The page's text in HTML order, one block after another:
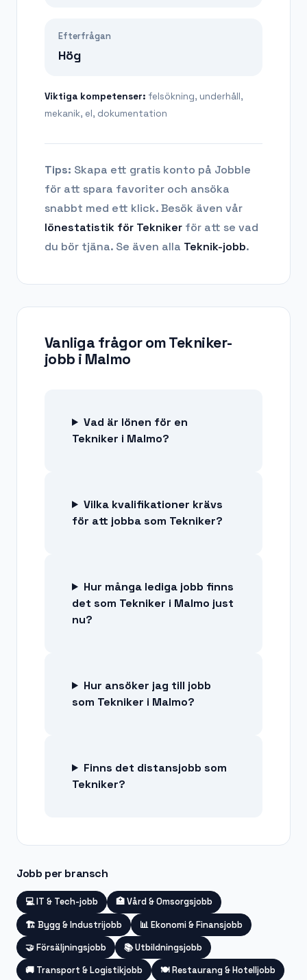
Efterfrågan
Hög
Viktiga kompetenser: felsökning, underhåll,
mekanik, el, dokumentation
Tips: Skapa ett gratis konto på Jobble
för att spara favoriter och ansöka
snabbt med ett klick. Besök även vår
lönestatistik för Tekniker för att se vad
du bör tjäna. Se även alla Teknik-jobb.
Vanliga frågor omTekniker-
jobb i Malmo
Vad är lönen för en
Tekniker i Malmo?
Vilka kvalifikationer krävs
för att jobba som Tekniker?
Hur många lediga jobb finns
det som Tekniker i Malmo just
nu?
Hur ansöker jag till jobb
som Tekniker i Malmo?
Finns det distansjobb som
Tekniker?
Jobb per bransch
💻IT & Tech-jobb 🏥Vård & Omsorgsjobb
🏗️ Bygg & Industrijobb 📊Ekonomi & Finansjobb
🤝Försäljningsjobb 📚Utbildningsjobb
🚚 Transport & Logistikjobb 🍽️Restaurang & Hotelljobb